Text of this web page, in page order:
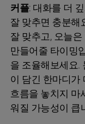
커플: 대화를 더
잘 맞추면 충분해
잘 맞추고, 오늘
만들어줄 타이밍
을 조율해보세요.
이 담긴 한마디가
흐름을 놓치지 마
워질 가능성이 큽